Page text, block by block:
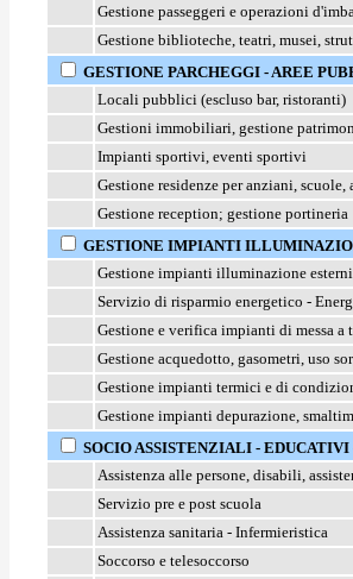
Gestione passeggeri e operazioni
Gestione biblioteche, teatri, musei,
GESTIONE PARCHEGGI - AREE
Locali pubblici (escluso bar, ristoranti)
Gestioni immobiliari, gestione
Impianti sportivi, eventi sportivi
Gestione residenze per anziani,
Gestione reception; gestione portineria
GESTIONE IMPIANTI
Gestione impianti illuminazione
Servizio di risparmio energetico -
Gestione e verifica impianti di messa a
Gestione acquedotto, gasometri, uso
Gestione impianti termici e di
Gestione impianti depurazione,
SOCIO ASSISTENZIALI -
Assistenza alle persone, disabili,
Servizio pre e post scuola
Assistenza sanitaria - Infermieristica
Soccorso e telesoccorso